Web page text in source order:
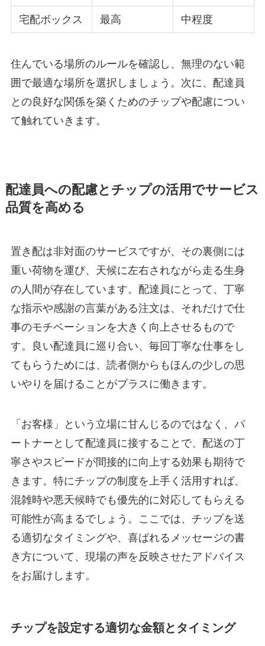
宅配ボックス 最高 中程度
住んでいる場所のルールを確認し、無理のない範
囲で最適な場所を選択しましょう。次に、配達員
との良好な関係を築くためのチップや配慮につい
て触れていきます。
配達員への配慮とチップの活用でサービス
品質を高める
置き配は非対面のサービスですが、その裏側には
重い荷物を運び、天候に左右されながら走る生身
の人間が存在しています。配達員にとって、丁寧
な指示や感謝の言葉がある注文は、それだけで仕
事のモチベーションを大きく向上させるもので
す。良い配達員に巡り合い、毎回丁寧な仕事をし
てもらうためには、読者側からもほんの少しの思
いやりを届けることがプラスに働きます。
「お客様」という立場に甘んじるのではなく、パ
ートナーとして配達員に接することで、配送の丁
寧さやスピードが間接的に向上する効果も期待で
きます。特にチップの制度を上手く活用すれば、
混雑時や悪天候時でも優先的に対応してもらえる
可能性が高まるでしょう。ここでは、チップを送
る適切なタイミングや、喜ばれるメッセージの書
き方について、現場の声を反映させたアドバイス
をお届けします。
チップを設定する適切な金額とタイミング